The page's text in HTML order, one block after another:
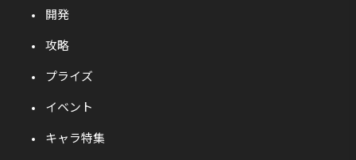
開発
攻略
プライズ
イベント
キャラ特集